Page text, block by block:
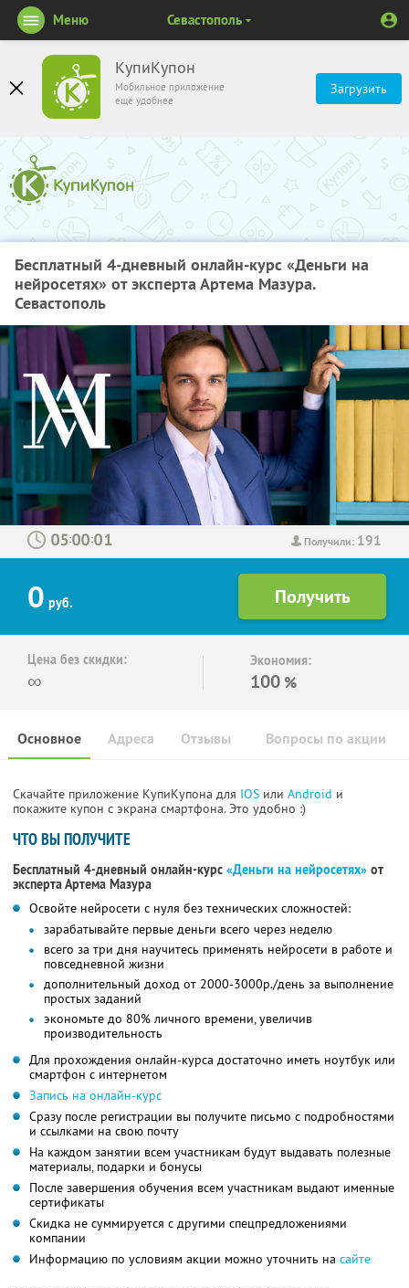
КупиКупон
Мобильное приложение
ещё удобнее
Загрузить
Меню Севастополь
Бесплатный 4-дневный онлайн-курс «Деньги на
нейросетях» от эксперта Артема Мазура.
Севастополь
Получили: 191
: :
0 руб.
Цена без скидки:
∞
Экономия:
100 %
Основное Отзывы Вопросы по акции
Адреса
Скачайте приложение КупиКупона для IOS или Android и
покажите купон с экрана смартфона. Это удобно :)
ЧТО ВЫ ПОЛУЧИТЕ
Бесплатный 4-дневный онлайн-курс «Деньги на нейросетях» от
эксперта Артема Мазура
Освойте нейросети с нуля без технических сложностей:
зарабатывайте первые деньги всего через неделю
всего за три дня научитесь применять нейросети в работе и
повседневной жизни
дополнительный доход от 2000-3000р./день за выполнение
простых заданий
экономьте до 80% личного времени, увеличив
производительность
Для прохождения онлайн-курса достаточно иметь ноутбук или
смартфон с интернетом
Запись на онлайн-курс
Сразу после регистрации вы получите письмо с подробностями
и ссылками на свою почту
На каждом занятии всем участникам будут выдавать полезные
материалы, подарки и бонусы
После завершения обучения всем участникам выдают именные
сертификаты
Скидка не суммируется с другими спецпредложениями
компании
Информацию по условиям акции можно уточнить на сайте